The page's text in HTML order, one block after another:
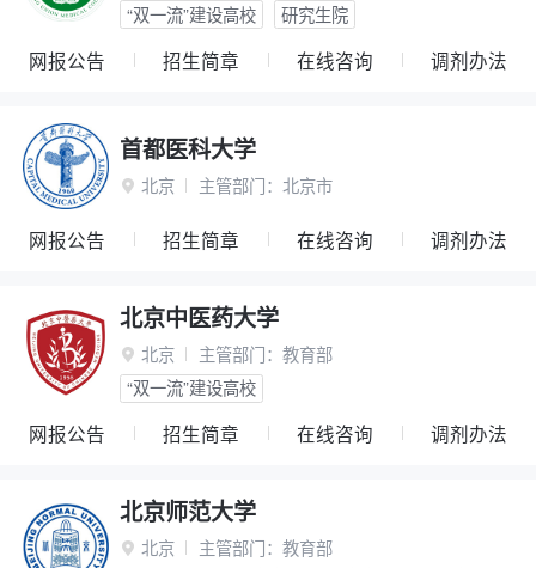
“双一流”建设高校
研究生院
网报公告 招生简章 在线咨询 调剂办法
首都医科大学
 北京 主管部门： 北京市
网报公告 招生简章 在线咨询 调剂办法
北京中医药大学
 北京 主管部门： 教育部
“双一流”建设高校
网报公告 招生简章 在线咨询 调剂办法
北京师范大学
 北京 主管部门： 教育部